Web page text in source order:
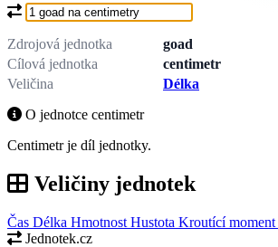
Co chcete převést?
Zdrojová jednotka
goad
Cílová jednotka
centimetr
Veličina
Délka
O jednotce centimetr
Centimetr je díl jednotky.
Veličiny jednotek
Čas Délka Hmotnost Hustota Kroutící moment
Jednotek.cz